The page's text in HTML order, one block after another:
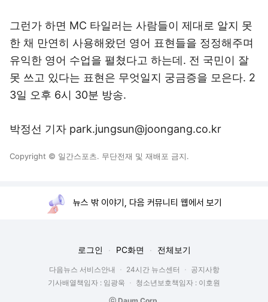
그런가 하면 MC 타일러는 사람들이 제대로 알지 못
한 채 만연히 사용해왔던 영어 표현들을 정정해주며
유익한 영어 수업을 펼쳤다고 하는데. 전 국민이 잘
못 쓰고 있다는 표현은 무엇일지 궁금증을 모은다. 2
3일 오후 6시 30분 방송.
박정선 기자 park.jungsun@joongang.co.kr
Copyright © 일간스포츠. 무단전재 및 재배포 금지.
뉴스 밖 이야기, 다음 커뮤니티 웹에서 보기
로그인 PC화면 전체보기
다음뉴스 서비스안내 24시간 뉴스센터
공지사항
기사배열책임자 : 임광욱
청소년보호책임자 : 이호원